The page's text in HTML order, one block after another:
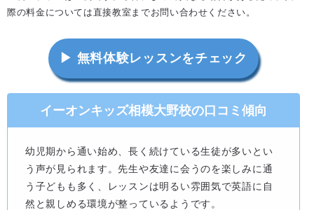
際の料金については直接教室までお問い合わせください。
▶ 無料体験レッスンをチェック
イーオンキッズ相模大野校の口コミ傾向
幼児期から通い始め、長く続けている生徒が多いとい
う声が見られます。先生や友達に会うのを楽しみに通
う子どもも多く、レッスンは明るい雰囲気で英語に自
然と親しめる環境が整っているようです。